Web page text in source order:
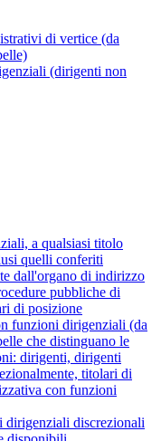
di vertice (da
(dirigenti non
a qualsiasi titolo
quelli conferiti
dall'organo di indirizzo
pubbliche di
di posizione
funzioni dirigenziali (da
che distinguano le
dirigenti, dirigenti
titolari di
con funzioni
dirigenziali discrezionali